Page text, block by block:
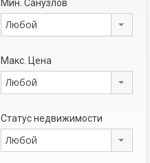
Мин. Санузлов
Любой
Макс. Цена
Любой
Статус недвижимости
Любой